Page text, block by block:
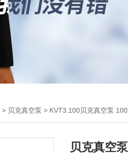
> 贝克真空泵 > KVT3.100贝克真空泵
贝克真空